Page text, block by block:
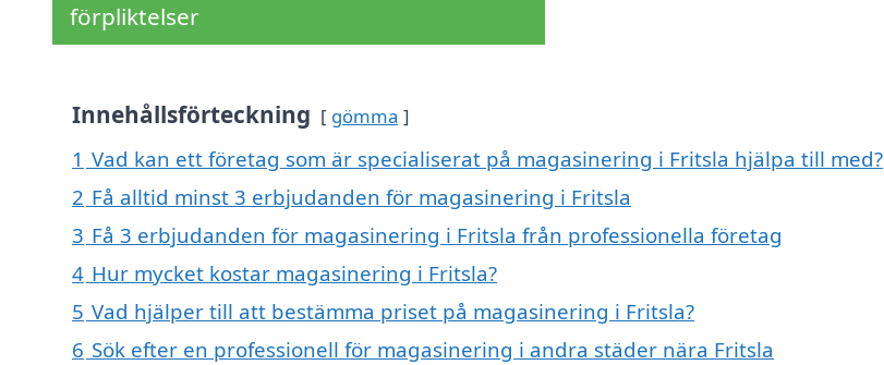
förpliktelser
Innehållsförteckning gömma
1 Vad kan ett företag som är specialiserat på magasinering i Fritsla hjälpa till med?
2 Få alltid minst 3 erbjudanden för magasinering i Fritsla
3 Få 3 erbjudanden för magasinering i Fritsla från professionella företag
4 Hur mycket kostar magasinering i Fritsla?
5 Vad hjälper till att bestämma priset på magasinering i Fritsla?
6 Sök efter en professionell för magasinering i andra städer nära Fritsla